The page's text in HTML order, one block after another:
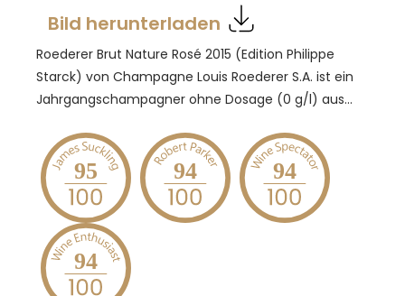
Bild herunterladen
Roederer Brut Nature Rosé 2015 (Edition Philippe
Starck) von Champagne Louis Roederer S.A. ist ein
Jahrgangschampagner ohne Dosage (0 g/l) aus
rosafarben mit frischen, glänzenden Reflexen. Das
tiefe Bukett startet würzig und präzise mit Zitrus,
Cassis und feinen Kräuteranklängen; mit Luft folgen
rote Früchte und Honignoten, die an Gewürzbrot
erinnern. Am Gaumen umhüllend, saftig und
konzentriert, mit einer Fruchttextur, die an reife
Brombeeren denken lässt. Trotz der strengen Stilistik
95 94 94
94